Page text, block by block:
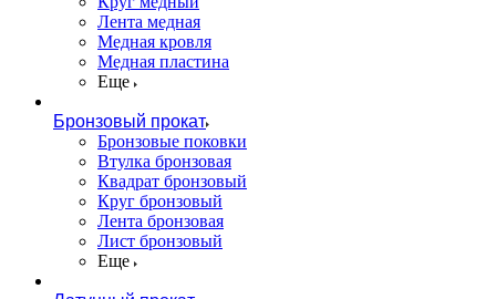
Лента медная
Медная кровля
Медная пластина
Еще
Бронзовый прокат
Бронзовые поковки
Втулка бронзовая
Квадрат бронзовый
Круг бронзовый
Лента бронзовая
Лист бронзовый
Еще